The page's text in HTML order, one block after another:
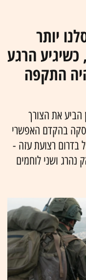
יותר
כשיגיע הרגע
התקפה
הביע את הצורך
בהקדם האפשרי
בדרום רצועת עזה -
ושני לוחמים